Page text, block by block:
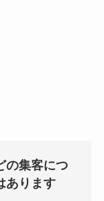
の集客につ
あります